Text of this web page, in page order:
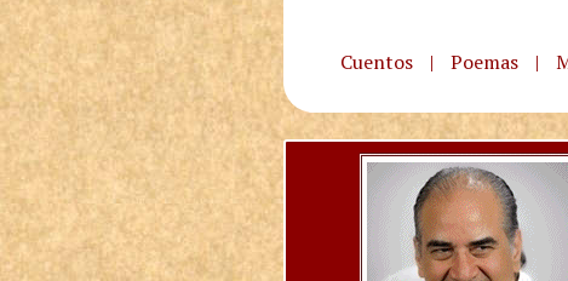
Cuentos | Poemas |